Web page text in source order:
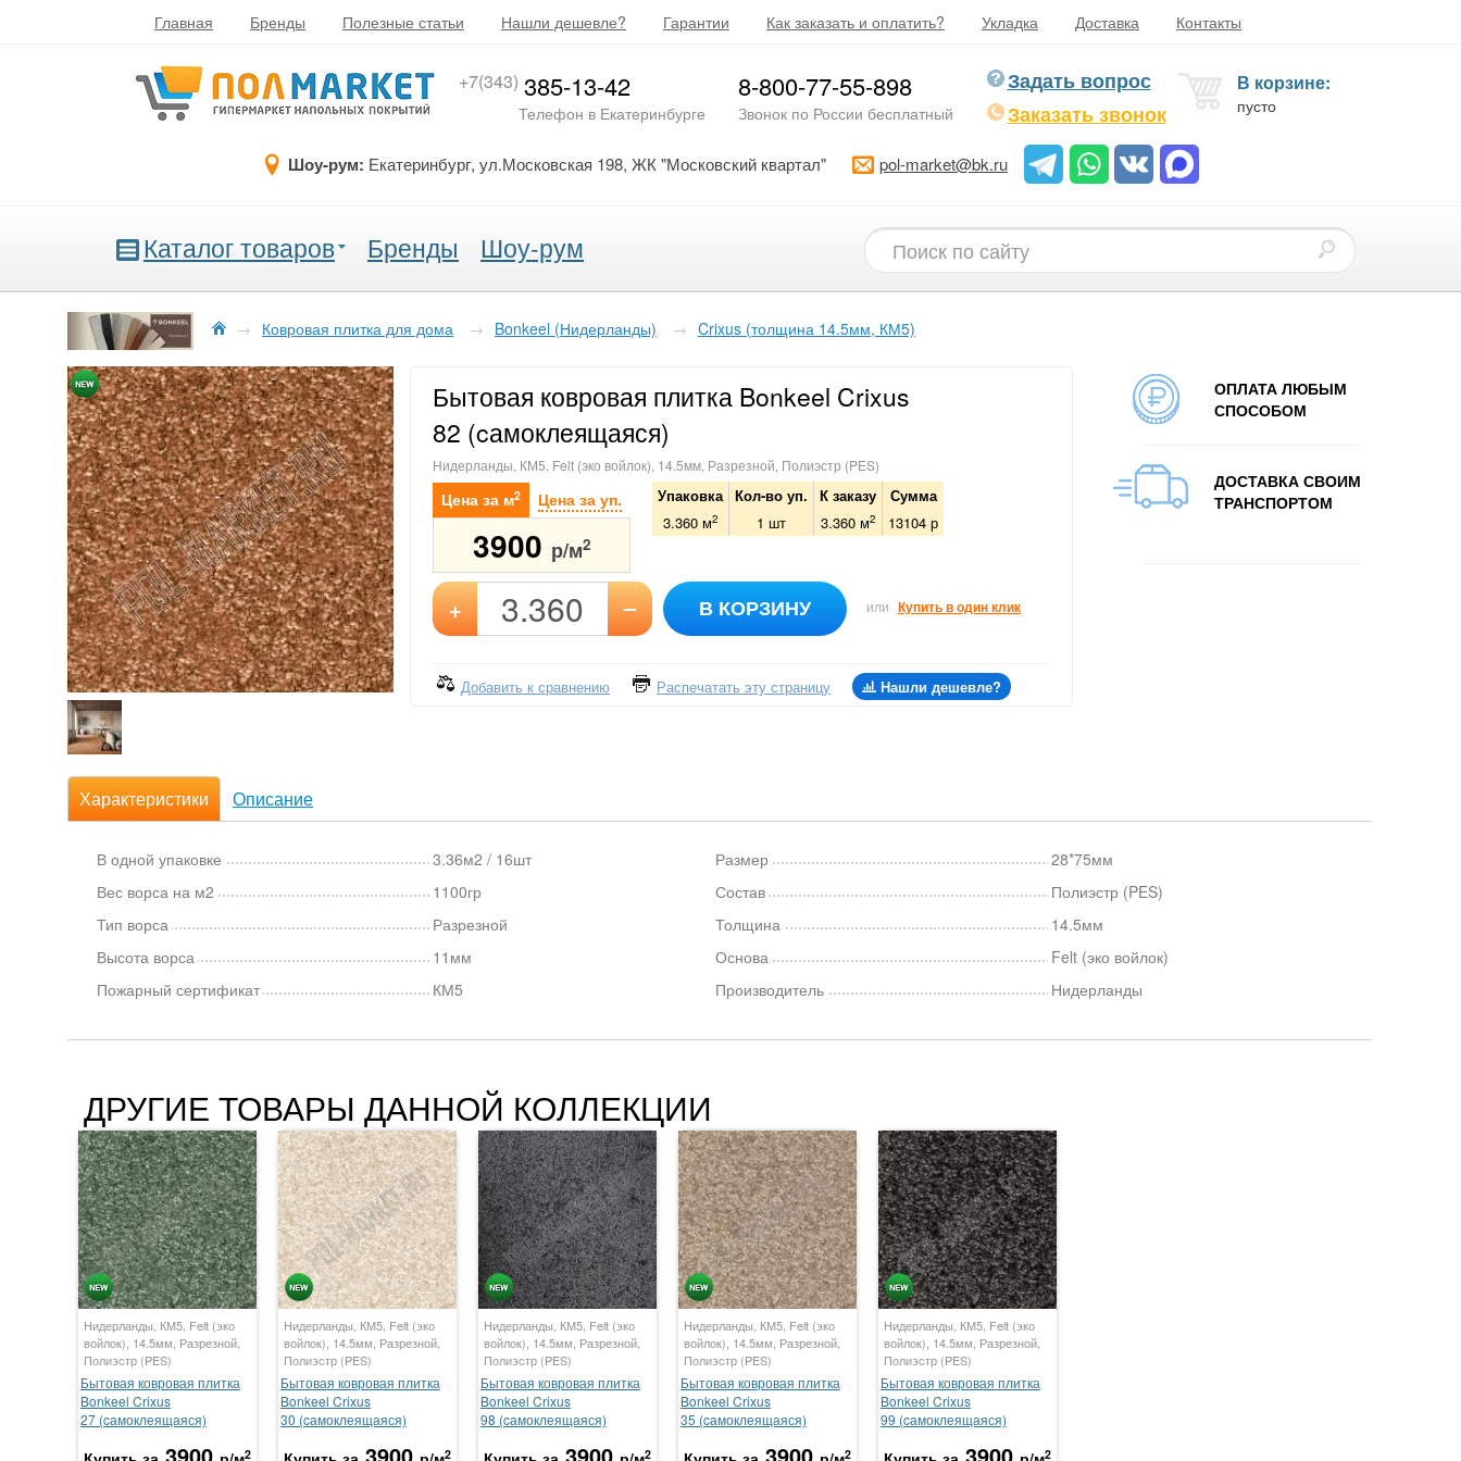
Главная Бренды Полезные статьи Нашли дешевле? Гарантии Как заказать и оплатить? Укладка Доставка Контакты
+7(343) 385-13-42
Телефон в Екатеринбурге
8-800-77-55-898
Звонок по России бесплатный
Задать вопрос
Заказать звонок
В корзине:
пусто
Шоу-рум: Екатеринбург, ул.Московская 198, ЖК "Московский квартал" pol-market@bk.ru
Каталог товаров Бренды Шоу-рум
→ Ковровая плитка для дома → Bonkeel (Нидерланды) → Crixus (толщина 14.5мм, КМ5)
Бытовая ковровая плитка Bonkeel Crixus
82 (cамоклеящаяся)
Нидерланды, КМ5, Felt (эко войлок), 14.5мм, Разрезной, Полиэстр (PES)
Цена за м2 Цена за уп.
3900 р/м2
Упаковка Кол-во уп. К заказу
Сумма
3.360 м2 1 шт 3.360 м2 13104 р
+ – В КОРЗИНУ или Купить в один клик
Добавить к сравнению Распечатать эту страницу Нашли дешевле?
ОПЛАТА ЛЮБЫМ
СПОСОБОМ
ДОСТАВКА СВОИМ
ТРАНСПОРТОМ
Характеристики Описание
В одной упаковке
3.36м2 / 16шт
Вес ворса на м2
1100гр
Тип ворса
Разрезной
Высота ворса
11мм
Пожарный сертификат
КМ5
Размер
28*75мм
Состав
Полиэстр (PES)
Толщина
14.5мм
Основа
Felt (эко войлок)
Производитель
Нидерланды
ДРУГИЕ ТОВАРЫ ДАННОЙ КОЛЛЕКЦИИ
Нидерланды, КМ5, Felt (эко
войлок), 14.5мм, Разрезной,
Полиэстр (PES)
Бытовая ковровая плитка
Bonkeel Crixus
27 (cамоклеящаяся)
2
Нидерланды, КМ5, Felt (эко
войлок), 14.5мм, Разрезной,
Полиэстр (PES)
Бытовая ковровая плитка
Bonkeel Crixus
30 (cамоклеящаяся)
2
Нидерланды, КМ5, Felt (эко
войлок), 14.5мм, Разрезной,
Полиэстр (PES)
Бытовая ковровая плитка
Bonkeel Crixus
98 (cамоклеящаяся)
2
Нидерланды, КМ5, Felt (эко
войлок), 14.5мм, Разрезной,
Полиэстр (PES)
Бытовая ковровая плитка
Bonkeel Crixus
35 (cамоклеящаяся)
2
Нидерланды, КМ5, Felt (эко
войлок), 14.5мм, Разрезной,
Полиэстр (PES)
Бытовая ковровая плитка
Bonkeel Crixus
99 (cамоклеящаяся)
2